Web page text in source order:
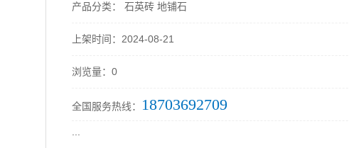
产品分类： 石英砖 地铺石
上架时间：2024-08-21
浏览量：0
全国服务热线： 18703692709